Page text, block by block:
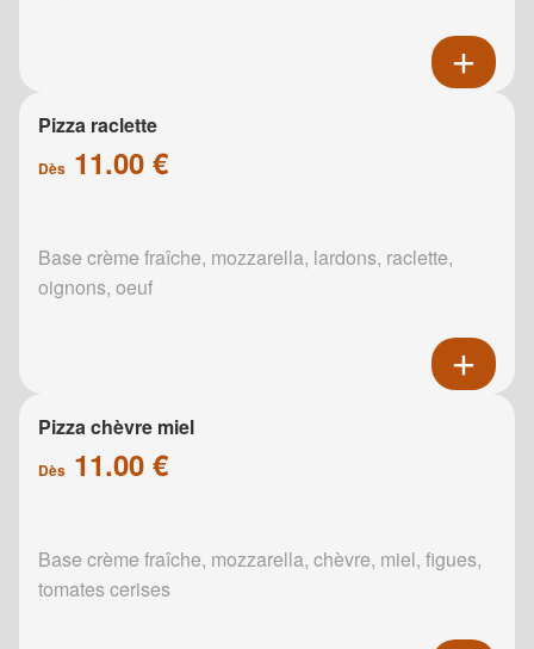
Pizza raclette
Dès 11.00 €
Base crème fraîche, mozzarella, lardons, raclette,
oignons, oeuf
Pizza chèvre miel
Dès 11.00 €
Base crème fraîche, mozzarella, chèvre, miel, figues,
tomates cerises